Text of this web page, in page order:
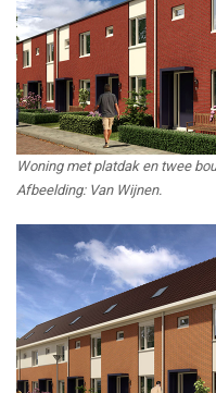
Woning met platdak en twee
Afbeelding: Van Wijnen.